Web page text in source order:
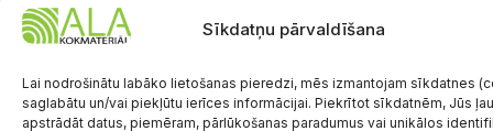
Sīkdatņu pārvaldīšana
Lai nodrošinātu labāko lietošanas pieredzi, mēs izmantojam sīkdatnes
saglabātu un/vai piekļūtu ierīces informācijai. Piekrītot sīkdatnēm, Jūs
apstrādāt datus, piemēram, pārlūkošanas paradumus vai unikālos